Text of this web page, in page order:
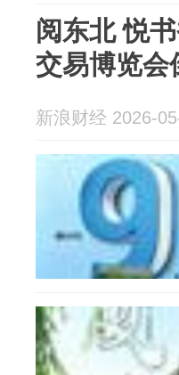
阅东北 悦
交易博览会
新浪财经 2026-